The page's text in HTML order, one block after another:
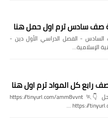
صف سادس ترم اول حمل هنا
السادس - الفصل الدراسي الأول دين -
الإسلامية…
رابع كل المواد ترم اول هنا
حمل كل المهام بدون حل 👇🏃 https://tinyurl.com/amm8vvnt